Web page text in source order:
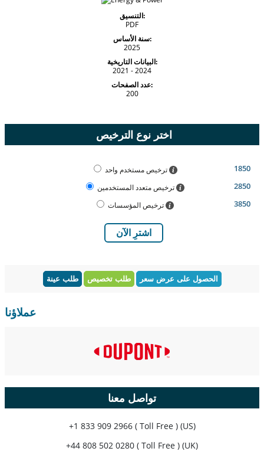
التنسيق:
PDF
سنة الأساس:
2025
البيانات التاريخية:
2021 - 2024
عدد الصفحات:
200
اختر نوع الترخيص
ترخيص مستخدم واحد 1850
ترخيص متعدد المستخدمين 2850
ترخيص المؤسسات 3850
اشترِ الآن
طلب عينة طلب تخصيص الحصول على عرض سعر
عملاؤنا
تواصل معنا
+1 833 909 2966 ( Toll Free ) (US)
+44 808 502 0280 ( Toll Free ) (UK)